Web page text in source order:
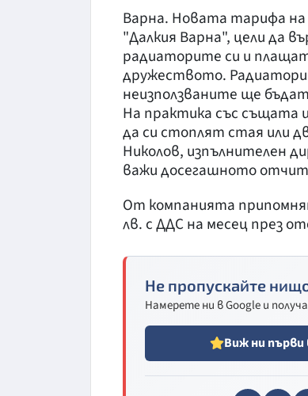
Варна. Новата тарифа на
"Далкия Варна", цели да
радиаторите си и
дружеството.
неизползваните ще
На практика със същата
да си стоплят стая или
Николов, изпълнителен
важи досегашното
От компанията
лв. с ДДС на месец през
Не пропускайте
Намерете ни в Google и
Виж ни първи